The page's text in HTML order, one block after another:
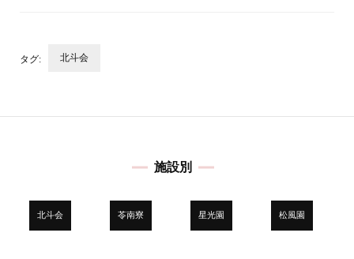
タグ: 北斗会
ー
シ
施設別
北斗会 苓南寮 星光園 松風園